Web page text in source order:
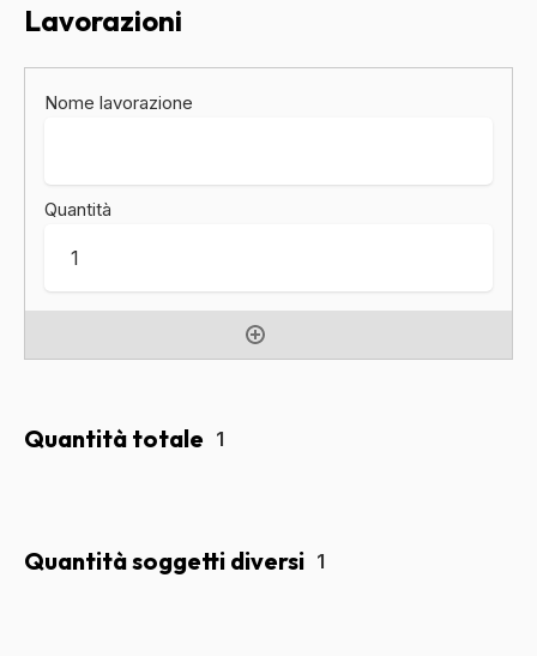
Lavorazioni
Quantità totale
Quantità soggetti diversi